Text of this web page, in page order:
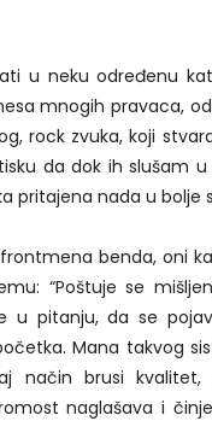
u neku određenu
mnogih pravaca,
rock zvuka, koji
da dok ih slušam
pritajena nada u bolje
benda, oni
“Poštuje se
u pitanju, da se
Mana takvog
brusi kvalitet,
naglašava i